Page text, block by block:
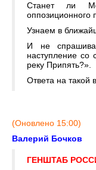
Станет ли
оппозиционного
Узнаем в
И не
наступление со
реку Припять?».
Ответа на такой
(Оновлено 15:00)
Валерий Бочков
ГЕНШТАБ